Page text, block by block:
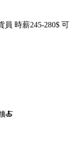
時薪245-280$ 可
🍝